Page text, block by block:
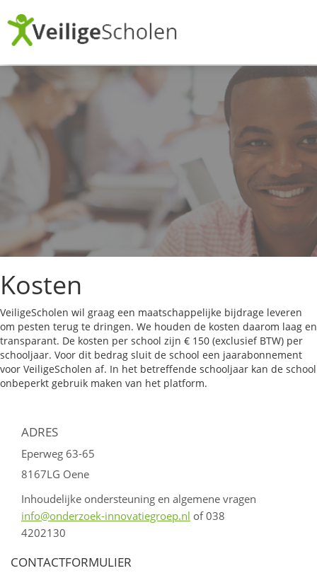
Kosten
VeiligeScholen wil graag een maatschappelijke bijdrage leveren
om pesten terug te dringen. We houden de kosten daarom laag en
transparant. De kosten per school zijn € 150 (exclusief BTW) per
schooljaar. Voor dit bedrag sluit de school een jaarabonnement
voor VeiligeScholen af. In het betreffende schooljaar kan de school
onbeperkt gebruik maken van het platform.
ADRES
Eperweg 63-65
8167LG Oene
Inhoudelijke ondersteuning en algemene vragen
info@onderzoek-innovatiegroep.nl of 038
4202130
CONTACTFORMULIER